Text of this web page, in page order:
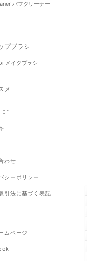
パフクリーナー
プブラシ
メイクブラシ
メ
わせ
シーポリシー
引法に基づく表記
ムページ